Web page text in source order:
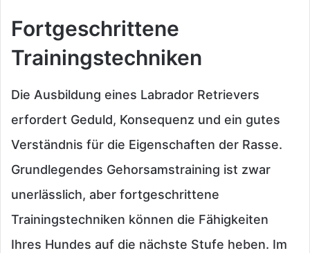
Fortgeschrittene
Trainingstechniken
Die Ausbildung eines Labrador Retrievers
erfordert Geduld, Konsequenz und ein gutes
Verständnis für die Eigenschaften der Rasse.
Grundlegendes Gehorsamstraining ist zwar
unerlässlich, aber fortgeschrittene
Trainingstechniken können die Fähigkeiten
Ihres Hundes auf die nächste Stufe heben. Im